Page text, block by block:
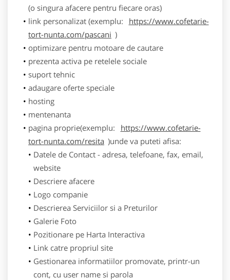
(o singura afacere pentru fiecare oras)
link personalizat (exemplu:
https://www.cofetarie-
tort-nunta.com/pascani )
optimizare pentru motoare de cautare
prezenta activa pe retelele sociale
suport tehnic
adaugare oferte speciale
hosting
mentenanta
pagina proprie(exemplu:
https://www.cofetarie-
tort-nunta.com/resita )unde va puteti afisa:
Datele de Contact - adresa, telefoane, fax, email,
website
Descriere afacere
Logo companie
Descrierea Serviciilor si a Preturilor
Galerie Foto
Pozitionare pe Harta Interactiva
Link catre propriul site
Gestionarea informatiilor promovate, printr-un
cont, cu user name si parola